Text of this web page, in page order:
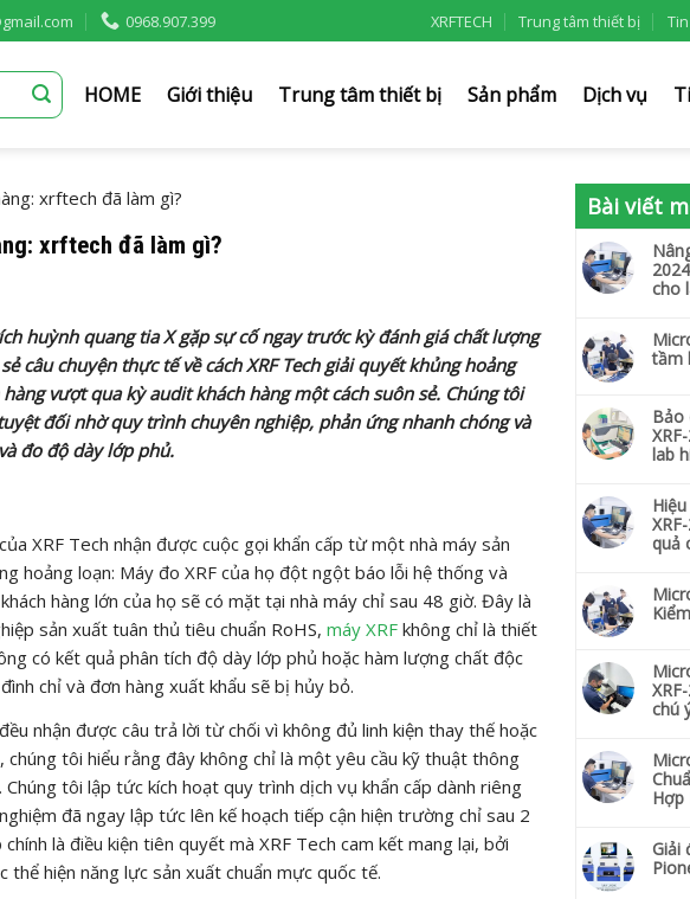
0968.907.399 XRFTECH Trung tâm thiết bị
HOME Giới thiệu Trung tâm thiết bị Sản phẩm Dịch vụ
xrftech đã làm gì?
xrftech đã làm gì?
huỳnh quang tia X gặp sự cố ngay trước kỳ đánh giá chất lượng
câu chuyện thực tế về cách XRF Tech giải quyết khủng hoảng
vượt qua kỳ audit khách hàng một cách suôn sẻ. Chúng tôi
đối nhờ quy trình chuyên nghiệp, phản ứng nhanh chóng và
đo độ dày lớp phủ.
XRF Tech nhận được cuộc gọi khẩn cấp từ một nhà máy sản
hoảng loạn: Máy đo XRF của họ đột ngột báo lỗi hệ thống và
hàng lớn của họ sẽ có mặt tại nhà máy chỉ sau 48 giờ. Đây là
sản xuất tuân thủ tiêu chuẩn RoHS, máy XRF không chỉ là thiết
có kết quả phân tích độ dày lớp phủ hoặc hàm lượng chất độc
chỉ và đơn hàng xuất khẩu sẽ bị hủy bỏ.
nhận được câu trả lời từ chối vì không đủ linh kiện thay thế hoặc
tôi hiểu rằng đây không chỉ là một yêu cầu kỹ thuật thông
tôi lập tức kích hoạt quy trình dịch vụ khẩn cấp dành riêng
đã ngay lập tức lên kế hoạch tiếp cận hiện trường chỉ sau 2
là điều kiện tiên quyết mà XRF Tech cam kết mang lại, bởi
hiện năng lực sản xuất chuẩn mực quốc tế.
Bài viết
cho
tầm
Bảo
lab
quả
chú
Hợp
Giải